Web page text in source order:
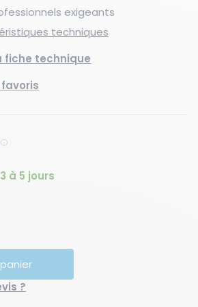
exigeants
techniques
fiche technique
à 5 jours
?